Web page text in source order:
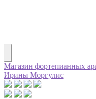
Магазин фортепианных
Ирины Моргулис